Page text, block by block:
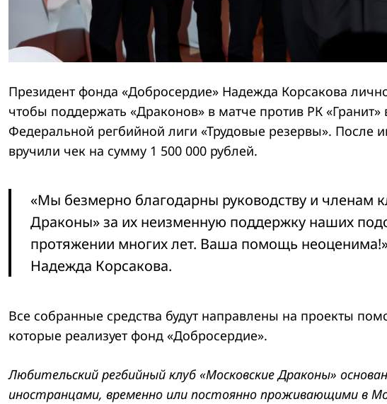
Президент фонда «Добросердие» Надежда Корсакова
чтобы поддержать «Драконов» в матче против РК «Гранит»
Федеральной регбийной лиги «Трудовые резервы». После
вручили чек на сумму 1 500 000 рублей.
«Мы безмерно благодарны руководству и членам
Драконы» за их неизменную поддержку наших
протяжении многих лет. Ваша помощь
Надежда Корсакова.
Все собранные средства будут направлены на проекты
которые реализует фонд «Добросердие».
Любительский регбийный клуб «Московские Драконы»
иностранцами, временно или постоянно проживающими в